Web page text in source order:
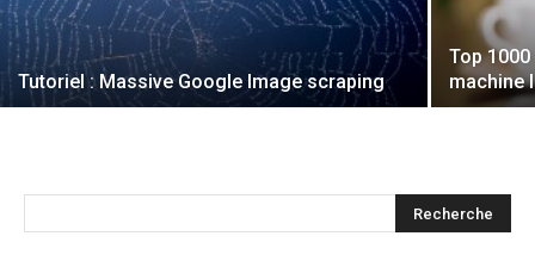
Tutoriel : Massive Google Image scraping
Top
machine